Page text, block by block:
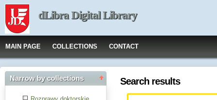
dLibra Digital Library
MAIN PAGE COLLECTIONS CONTACT
Narrow by collections Search results